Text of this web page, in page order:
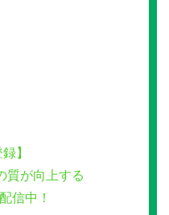
】
質が向上する
配信中！